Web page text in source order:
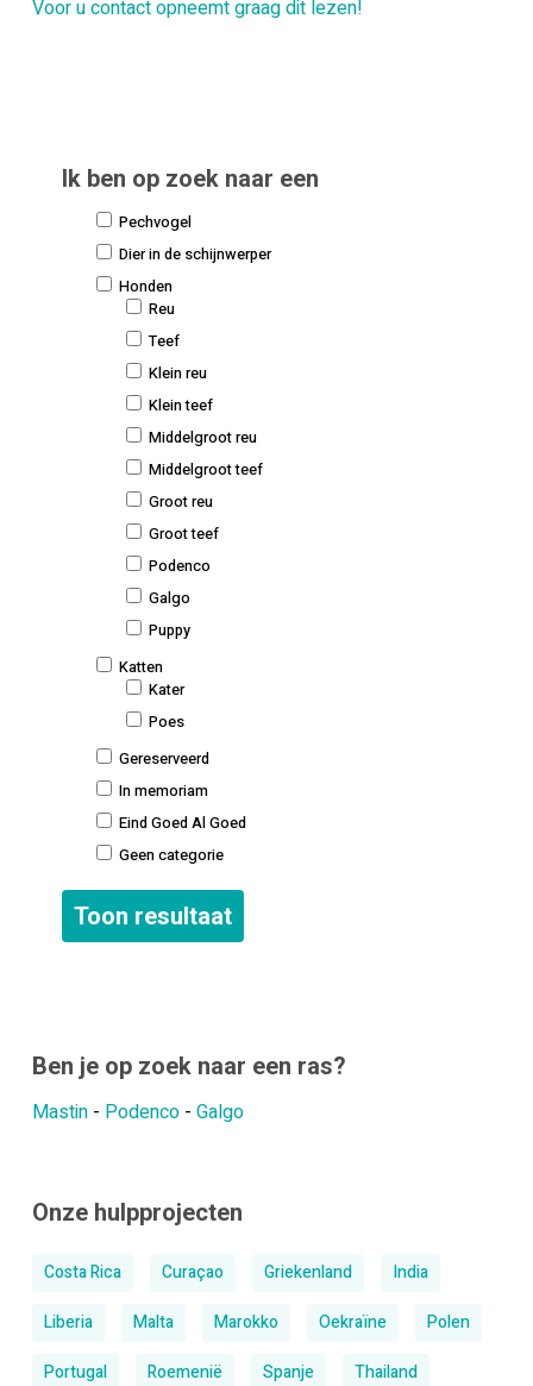
Voor u contact opneemt graag dit lezen!
Ik ben op zoek naar een
Pechvogel
Dier in de schijnwerper
Honden
Reu
Teef
Klein reu
Klein teef
Middelgroot reu
Middelgroot teef
Groot reu
Groot teef
Podenco
Galgo
Puppy
Katten
Kater
Poes
Gereserveerd
In memoriam
Eind Goed Al Goed
Geen categorie
Ben je op zoek naar een ras?
Mastin- Podenco- Galgo
Onze hulpprojecten
Costa Rica Curaçao Griekenland
India
Liberia
Malta Marokko Oekraïne
Polen
Portugal
Roemenië Spanje Thailand